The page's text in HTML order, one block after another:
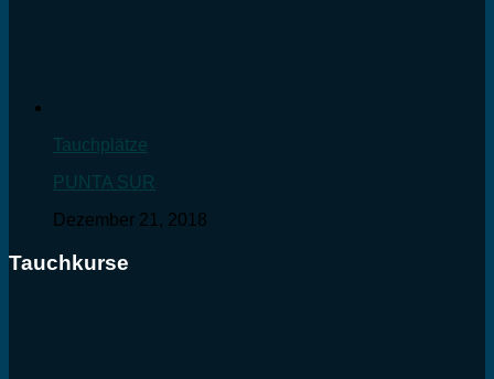
Tauchplätze
PUNTA SUR
Dezember 21, 2018
Tauchkurse